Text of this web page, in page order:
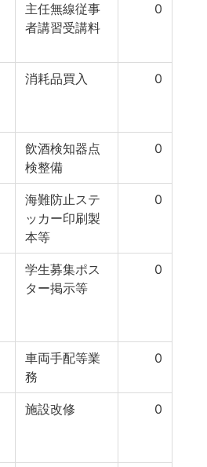
主任無線従事
者講習受講料
0
消耗品買入 0
飲酒検知器点
検整備
0
海難防止ステ
ッカー印刷製
本等
0
学生募集ポス
ター掲示等
0
車両手配等業
務
0
施設改修 0